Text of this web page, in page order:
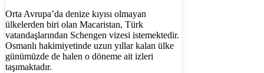
Orta Avrupa’da denize kıyısı olmayan
ülkelerden biri olan Macaristan, Türk
vatandaşlarından Schengen vizesi istemektedir.
Osmanlı hakimiyetinde uzun yıllar kalan ülke
günümüzde de halen o döneme ait izleri
taşımaktadır.